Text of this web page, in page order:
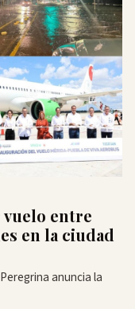
vuelo entre
en la ciudad
anuncia la